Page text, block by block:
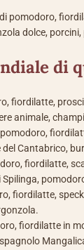
pomodoro,
dolce,
di
fiordilatte,
animale,
pomodoro,
Cantabrico,
fiordilatte,
Spilinga,
fiordilatte,
fiordilatte in